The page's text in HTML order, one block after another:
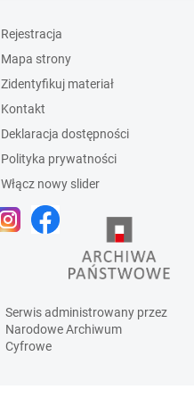
Rejestracja
Mapa strony
Zidentyfikuj materiał
Kontakt
Deklaracja dostępności
Polityka prywatności
Włącz nowy slider
Serwis administrowany przez
Narodowe Archiwum
Cyfrowe